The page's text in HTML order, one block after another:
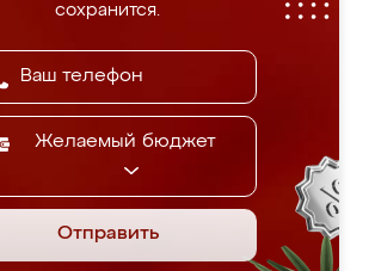
сохранится.
Желаемый бюджет
Отправить